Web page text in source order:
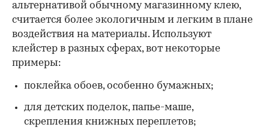
00:00 / 00:00
альтернативой обычному магазинному клею,
считается более экологичным и легким в плане
воздействия на материалы. Используют
клейстер в разных сферах, вот некоторые
примеры:
поклейка обоев, особенно бумажных;
для детских поделок, папье-маше,
скрепления книжных переплетов;